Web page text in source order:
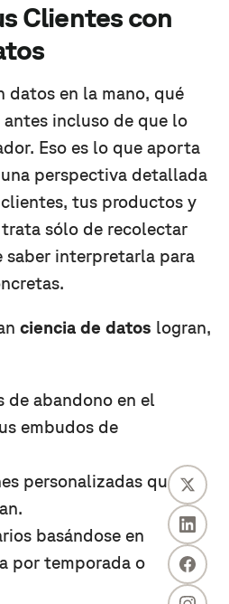
Clientes con
datos en la mano, qué
incluso de que lo
Eso es lo que aporta
perspectiva detallada
tus productos y
sólo de recolectar
saber interpretarla para
ciencia de datos logran,
de abandono en el
embudos de
personalizadas que
basándose en
por temporada o